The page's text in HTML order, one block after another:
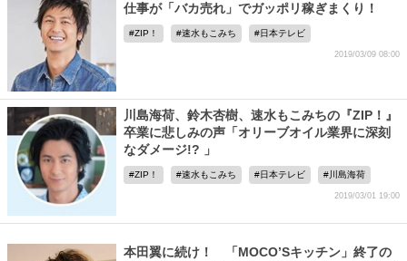
仕事が「バカ売れ」でガッポリ稼ぎまくり！
ZIP！ 速水もこみち 日本テレビ
2019/03/09 08:00
川島海荷、鈴木杏樹、速水もこみちの『ZIP！』
卒業に悲しみの声「オリーブオイル業界に深刻
なダメージ!? 」
ZIP！ 速水もこみち 日本テレビ 川島海荷
2019/03/01 19:00
本田翼に続け！ 「MOCO’Sキッチン」終了の